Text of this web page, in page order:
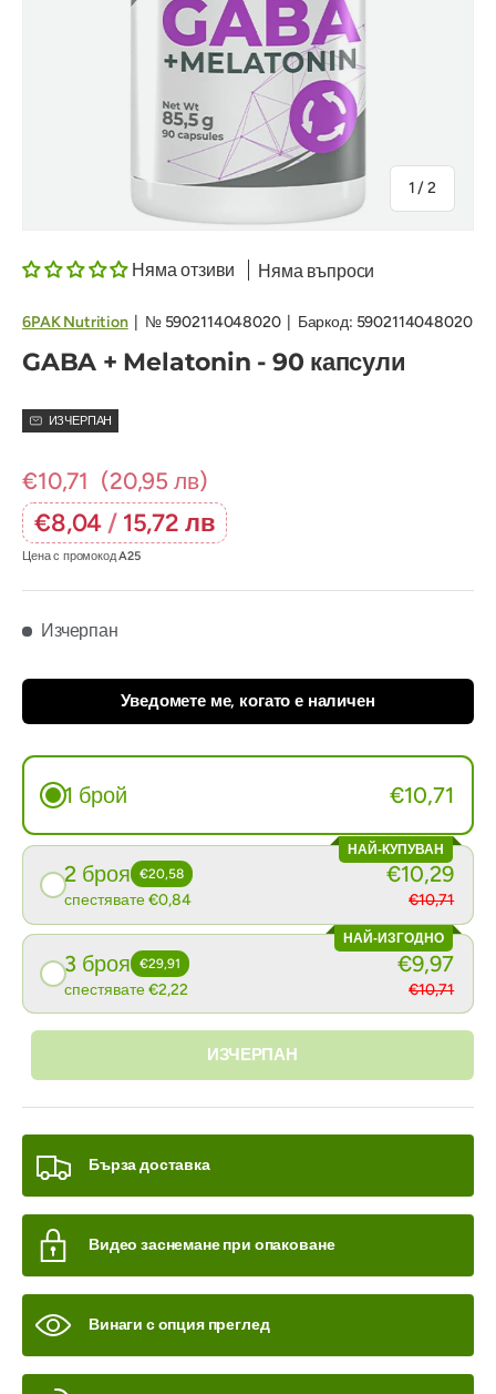
1 /на
2
Няма отзиви Няма въпроси
6PAK Nutrition| № 5902114048020 Баркод: 5902114048020
GABA + Melatonin - 90 капсули
ИЗЧЕРПАН
€10,71 (20,95 лв)
€8,04 / 15,72 лв
Цена с промокодA25
Изчерпан
Уведомете ме, когато е наличен
1 брой €10,71
НАЙ-КУПУВАН
2 броя €20,58
спестявате €0,84
€10,29
€10,71
НАЙ-ИЗГОДНО
3 броя €29,91
спестявате €2,22
€9,97
€10,71
ИЗЧЕРПАН
Бърза доставка
Видео заснемане при опаковане
Винаги с опция преглед